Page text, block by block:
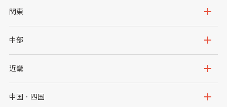
北海道
岩手県
秋田県
関東
茨城県
群馬県
千葉県
中部
新潟県
石川県
近畿
大阪府
中国・四国